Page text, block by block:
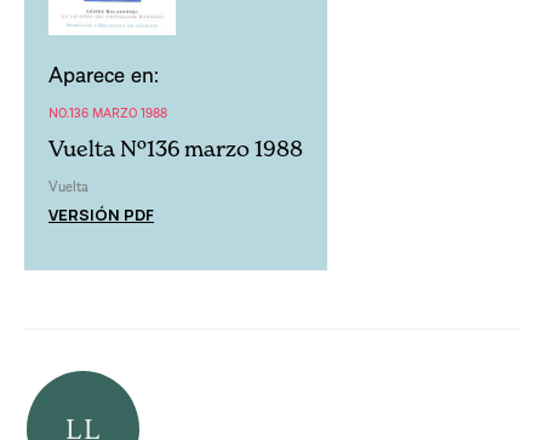
Aparece en:
NO.136 MARZO 1988
Vuelta Nº136 marzo 1988
Vuelta
VERSIÓN PDF